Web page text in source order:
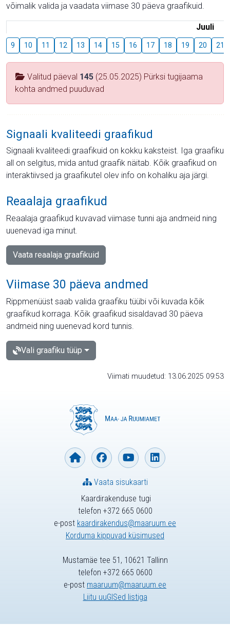
võimalik valida ja vaadata viimase 30 päeva graafikuid.
Juuli
9 10 11 12 13 14 15 16 17 18 19 20 21
Valitud päeval 145 (25.05.2025) Pürksi tugijaama
kohta andmed puuduvad
Signaali kvaliteedi graafikud
Signaali kvaliteedi graafikuid on kokku kaksteist. Iga graafiku
all on selgitus, mida antud graafik näitab. Kõik graafikud on
interaktiivsed ja graafikutel olev info on kohaliku aja järgi.
Reaalaja graafikud
Reaalaja graafikud kuvavad viimase tunni aja andmeid ning
uuenevad iga minut.
Vaata reaalaja graafikuid
Viimase 30 päeva andmed
Rippmenüüst saab valida graafiku tüübi või kuvada kõik
graafikud korraga. Kõik graafikud sisaldavad 30 päeva
andmeid ning uuenevad kord tunnis.
Vali graafiku tüüp
Viimati muudetud: 13.06.2025 09:53
Kaardirakenduse tugi
telefon +372 665 0600
e-post kaardirakendus@maaruum.ee
Korduma kippuvad küsimused
Vaata sisukaarti
Mustamäe tee 51, 10621 Tallinn
telefon +372 665 0600
e-post maaruum@maaruum.ee
Liitu uuGISed listiga